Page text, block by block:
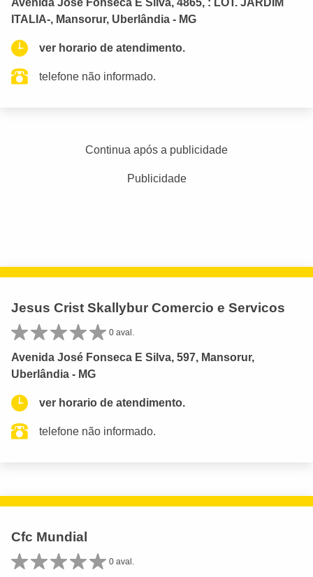
Avenida José Fonseca E Silva, 4865, : LOT. JARDIM
ITALIA-, Mansorur, Uberlândia - MG
ver horario de atendimento.
telefone não informado.
Continua após a publicidade
Publicidade
Jesus Crist Skallybur Comercio e Servicos
0 aval.
Avenida José Fonseca E Silva, 597, Mansorur,
Uberlândia - MG
ver horario de atendimento.
telefone não informado.
Cfc Mundial
0 aval.